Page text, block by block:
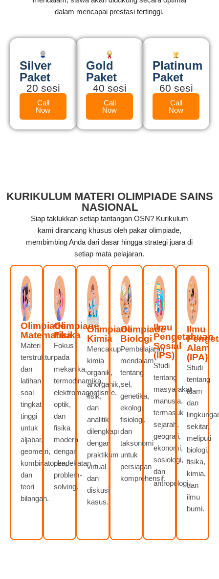
dalam mencapai prestasi tertinggi.
Silver
Paket
20 sesi
Call
Now
Gold
Paket
40 sesi
Call
Now
Platinum
Paket
60 sesi
Call
Now
KURIKULUM MATERI OLIMPIADE SAINS
NASIONAL
Siap taklukkan setiap tantangan OSN? Kurikulum
kami dirancang khusus oleh pakar olimpiade,
membimbing Anda dari dasar hingga strategi juara di
setiap mata pelajaran.
Olimpiade
Matematika
Materi
terstruktur
dan
latihan
soal
tingkat
tinggi
untuk
aljabar,
geometri,
kombinatorika,
dan
teori
bilangan.
Olimpiade
Fisika
Fokus
pada
mekanika,
termodinamika,
elektromagnetisme,
optik,
dan
fisika
modern
dengan
pendekatan
problem-
solving.
Olimpiade
Kimia
Mencakup
kimia
organik,
anorganik,
fisik,
dan
analitik,
dilengkapi
dengan
praktikum
virtual
dan
diskusi
kasus.
Olimpiade
Biologi
Pembelajaran
mendalam
tentang
sel,
genetika,
ekologi,
fisiologi,
dan
taksonomi
untuk
persiapan
komprehensif.
Ilmu
Pengetahuan
Sosial
(IPS)
Studi
tentang
masyarakat
manusia,
termasuk
sejarah,
geografi,
ekonomi,
sosiologi,
dan
antropologi.
Ilmu
Alam
(IPA)
Studi
tentang
alam
dan
sekitar,
meliputi
biologi,
fisika,
kimia,
dan
ilmu
bumi.